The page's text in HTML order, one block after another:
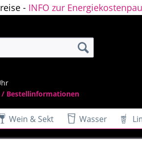
- INFO zur
/ Bestellinformationen
Wein & Sekt Wasser